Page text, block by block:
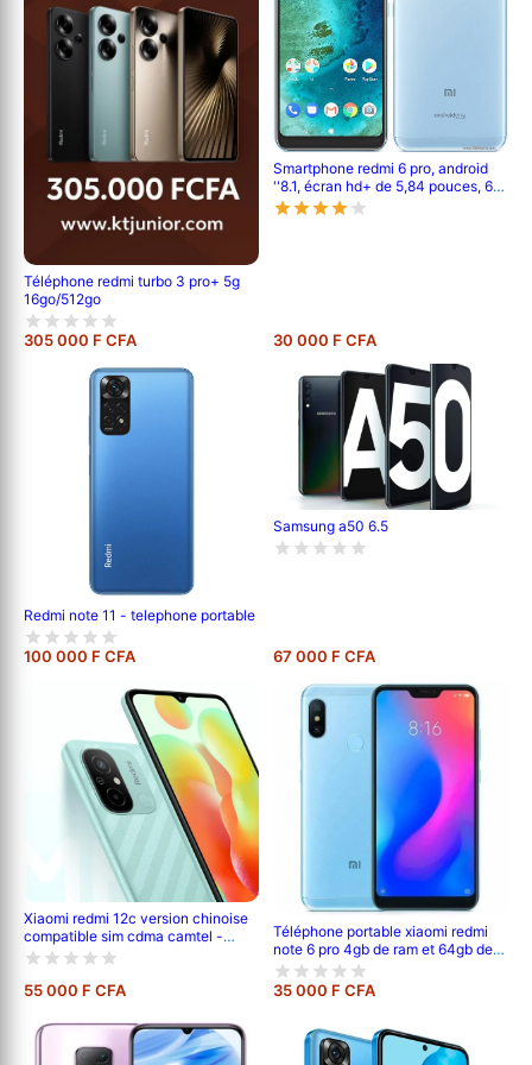
Téléphone redmi turbo 3 pro+ 5g
16go/512go
305 000 F CFA
Smartphone redmi 6 pro, android
''8.1, écran hd+ de 5,84 pouces, 64
go rom, 4go ram, 12 mp double,
batterie de 4000mah
30 000 F CFA
Redmi note 11 - telephone portable
100 000 F CFA
Samsung a50 6.5
67 000 F CFA
Xiaomi redmi 12c version chinoise
compatible sim cdma camtel -
pouce- 6.71' - 64go /4go ram -
- batterie-5000 mah - 6 mois de
55 000 F CFA
Téléphone portable xiaomi redmi
note 6 pro 4gb de ram et 64gb de
mémoire interne
35 000 F CFA